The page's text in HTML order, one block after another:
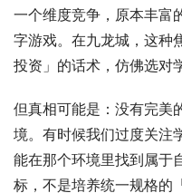
一个维度竞争，原本丰富
字游戏。在九龙城，这种
投资」的话术，仿佛选对
但真相可能是：没有完美
境。有时候我们过度关注
能在那个环境里找到属于
标，不是培养统一规格的